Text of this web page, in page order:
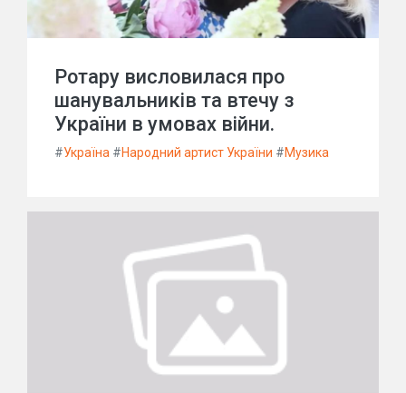
Ротару висловилася про
шанувальників та втечу з
України в умовах війни.
#Україна #Народний артист України #Музика